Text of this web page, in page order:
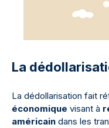
La
La dédollarisation fait
économique visant à
américain dans les